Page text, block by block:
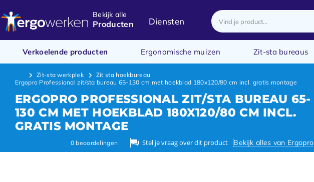
Bekijk alle
Producten Diensten
Verkoelende producten Ergonomische muizen Zit-sta bureaus
Zit-sta werkplek
Zit sta hoekbureau
Ergopro Professional zit/sta bureau 65-130 cm met hoekblad 180x120/80 cm incl. gratis montage
ERGOPRO PROFESSIONAL ZIT/STA BUREAU 65-
130 CM MET HOEKBLAD 180X120/80 CM INCL.
GRATIS MONTAGE
0 beoordelingen Stel je vraag over dit product Bekijk alles van Ergopro